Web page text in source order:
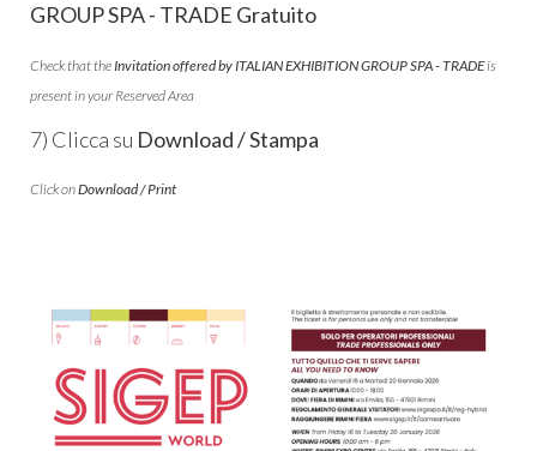
GROUP SPA - TRADE Gratuito
Check that the Invitation offered by ITALIAN EXHIBITION GROUP SPA - TRADEis
present in your Reserved Area
7) Clicca su Download / Stampa
Click onDownload / Print